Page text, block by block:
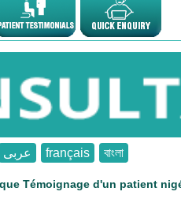
عربى français বাংলা
Témoignage d'un patient